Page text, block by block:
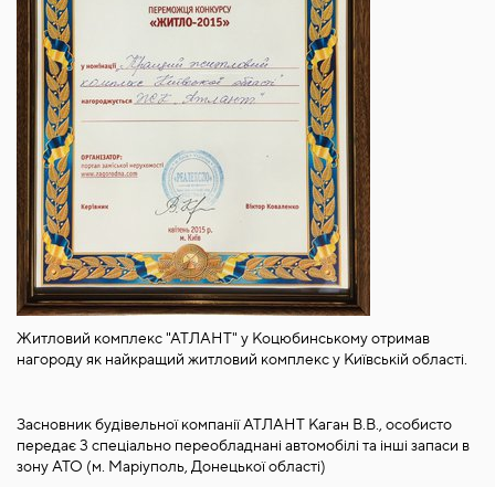
Житловий комплекс "АТЛАНТ" у Коцюбинському отримав
нагороду як найкращий житловий комплекс у Київській області.
Засновник будівельної компанії АТЛАНТ Каган В.В., особисто
передає 3 спеціально переобладнані автомобілі та інші запаси в
зону АТО (м. Маріуполь, Донецької області)